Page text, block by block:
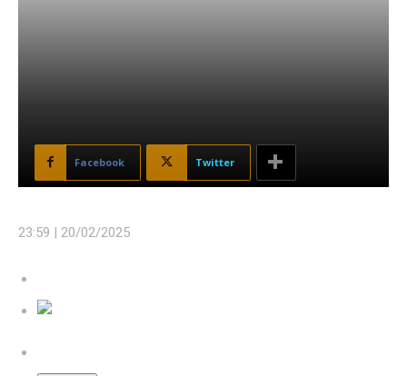
Facebook Twitter
23:59 | 20/02/2025